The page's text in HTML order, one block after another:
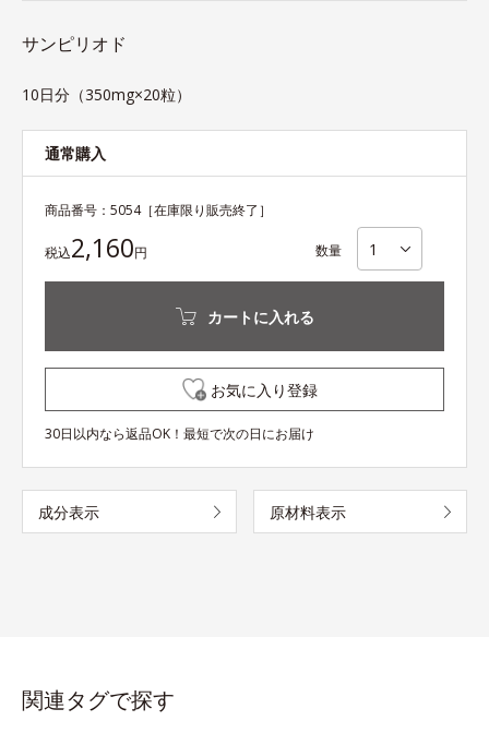
サンピリオド
10日分（350mg×20粒）
通常購入
商品番号： 5054［在庫限り販売終了］
税込2,160円 数量
カートに入れる
お気に入り登録
30日以内なら返品OK！最短で次の日にお届け
成分表示 原材料表示
関連タグで探す